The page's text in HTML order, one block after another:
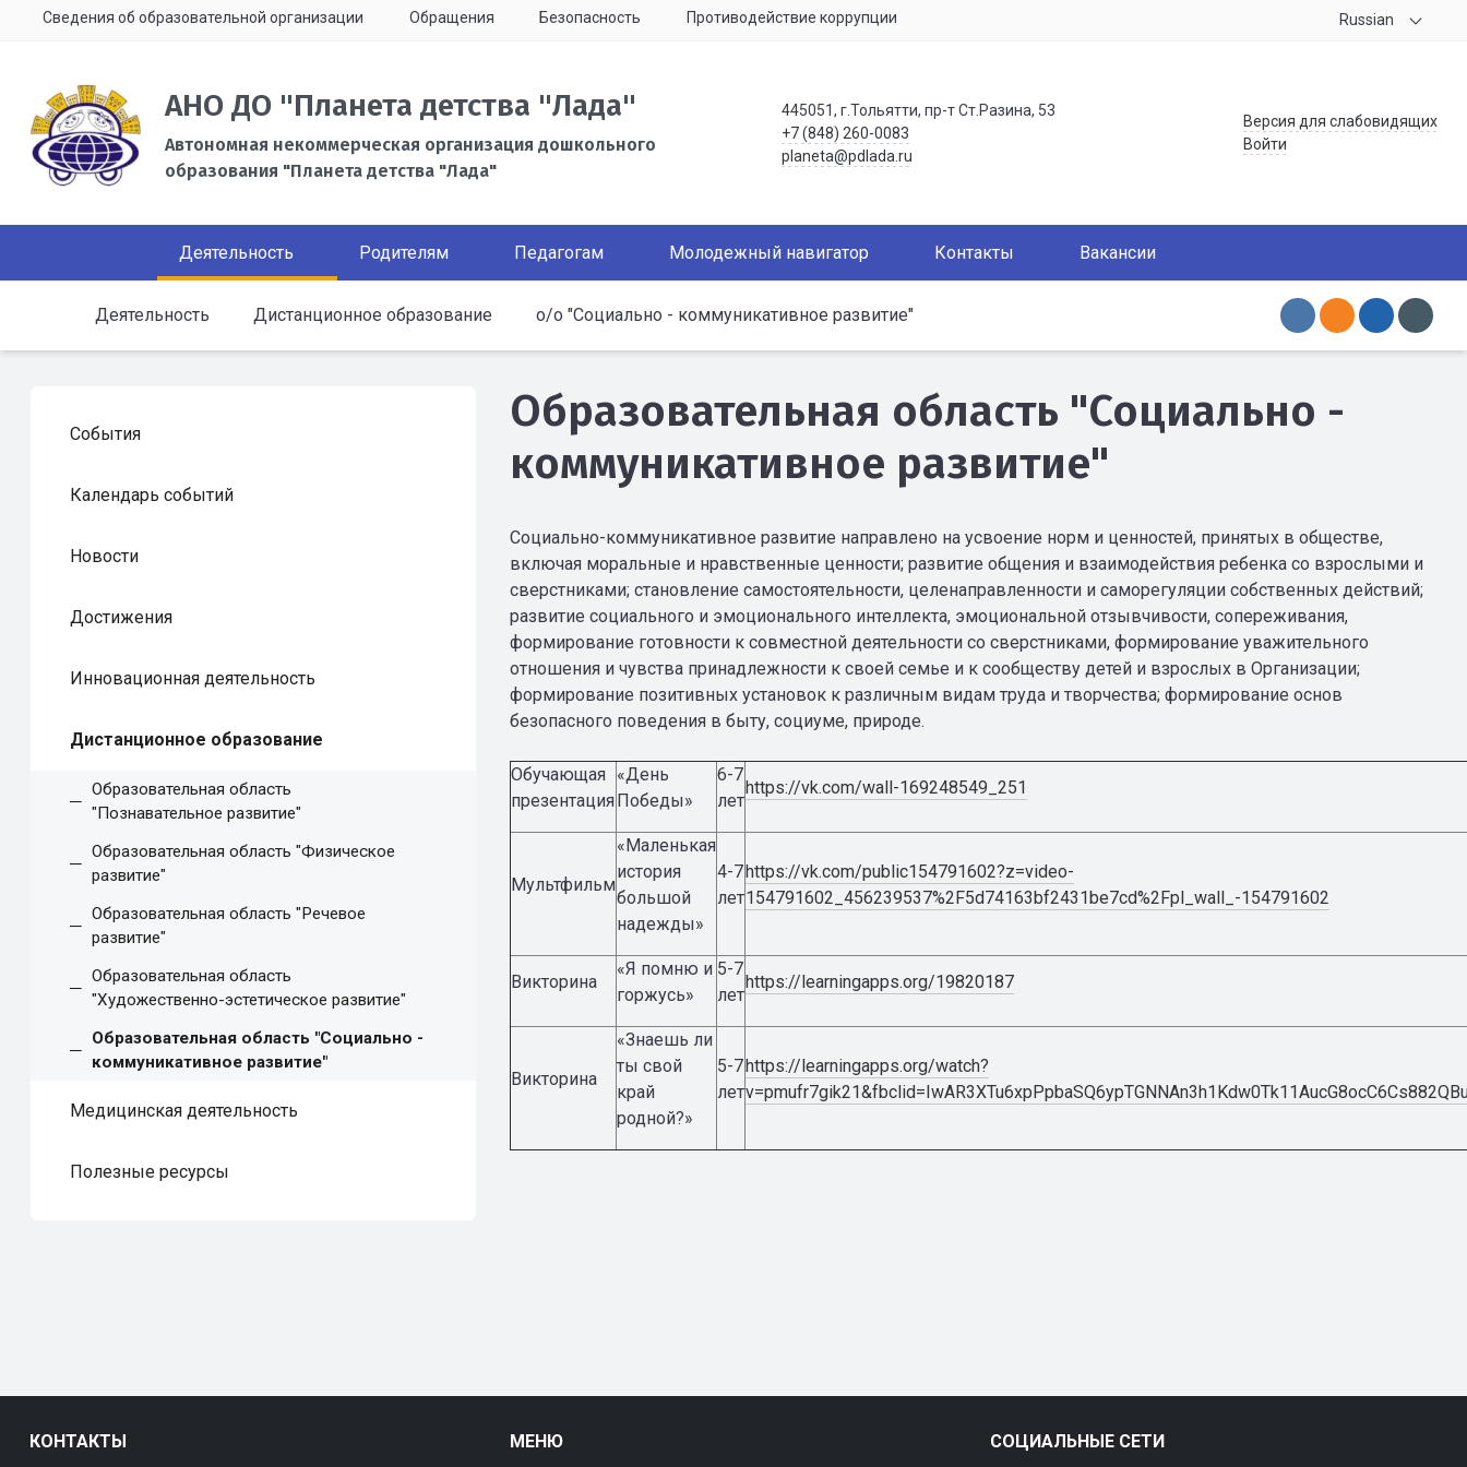
Сведения об образовательной организации Обращения Безопасность Противодействие коррупции Russian
АНО ДО "Планета детства "Лада"
Автономная некоммерческая организация дошкольного
образования "Планета детства "Лада"
445051, г.Тольятти, пр-т Ст.Разина, 53
+7 (848) 260-0083
planeta@pdlada.ru
Версия для слабовидящих
Войти
Деятельность Родителям Педагогам Молодежный навигатор Контакты Вакансии
Деятельность Дистанционное образование о/о "Социально - коммуникативное развитие"
События
Календарь событий
Новости
Достижения
Инновационная деятельность
Дистанционное образование
Образовательная область
"Познавательное развитие"
Образовательная область "Физическое
развитие"
Образовательная область "Речевое
развитие"
Образовательная область
"Художественно-эстетическое развитие"
Образовательная область "Социально -
коммуникативное развитие"
Медицинская деятельность
Полезные ресурсы
Образовательная область "Социально -
коммуникативное развитие"
Социально-коммуникативное развитие направлено на усвоение норм и ценностей, принятых в обществе,
включая моральные и нравственные ценности; развитие общения и взаимодействия ребенка со взрослыми и
сверстниками; становление самостоятельности, целенаправленности и саморегуляции собственных действий;
развитие социального и эмоционального интеллекта, эмоциональной отзывчивости, сопереживания,
формирование готовности к совместной деятельности со сверстниками, формирование уважительного
отношения и чувства принадлежности к своей семье и к сообществу детей и взрослых в Организации;
формирование позитивных установок к различным видам труда и творчества; формирование основ
безопасного поведения в быту, социуме, природе.
Обучающая
презентация
«День
Победы»
6-7
лет
https://vk.com/wall-169248549_251
Мультфильм
«Маленькая
история
большой
надежды»
4-7
лет
https://vk.com/public154791602?z=video-
154791602_456239537%2F5d74163bf2431be7cd%2Fpl_wall_-154791602
Викторина
«Я помню и
горжусь»
5-7
лет
https://learningapps.org/19820187
Викторина
«Знаешь ли
ты свой
край
родной?»
5-7
лет
https://learningapps.org/watch?
КОНТАКТЫ МЕНЮ СОЦИАЛЬНЫЕ СЕТИ